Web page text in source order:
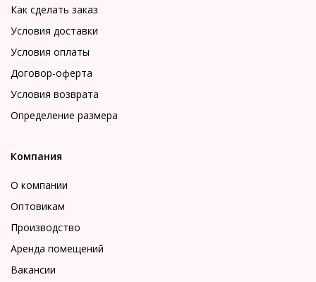
Как сделать заказ
Условия доставки
Условия оплаты
Договор-оферта
Условия возврата
Определение размера
Компания
О компании
Оптовикам
Производство
Аренда помещений
Вакансии